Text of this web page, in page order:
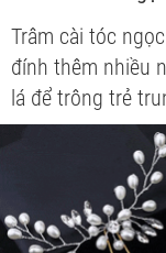
Trâm cài tóc
đính thêm nhiều
lá để trông trẻ